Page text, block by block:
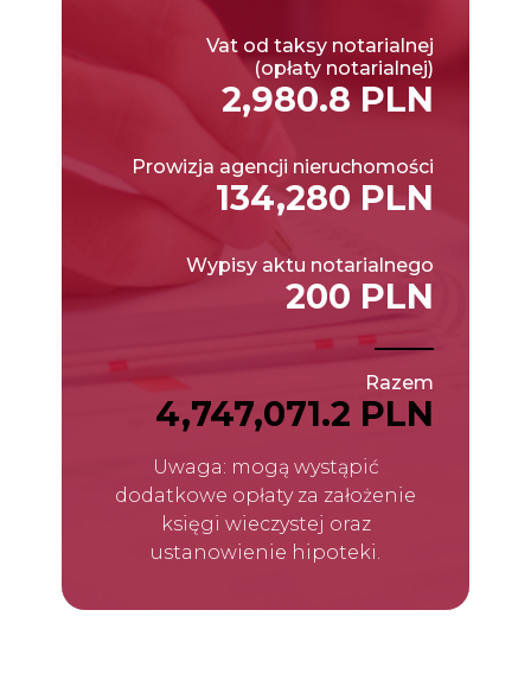
Vat od taksy notarialnej
(opłaty notarialnej)
2,980.8 PLN
Prowizja agencji nieruchomości
134,280 PLN
Wypisy aktu notarialnego
200 PLN
Razem
4,747,071.2 PLN
Uwaga: mogą wystąpić
dodatkowe opłaty za założenie
księgi wieczystej oraz
ustanowienie hipoteki.